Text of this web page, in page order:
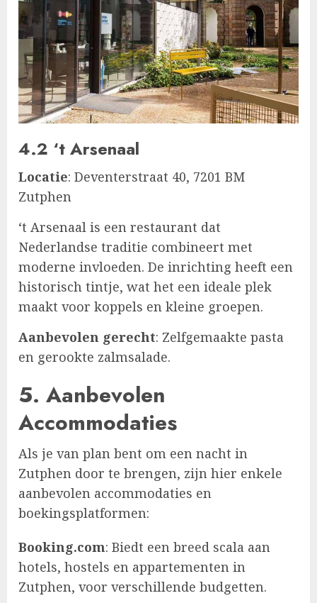
4.2 ‘t Arsenaal
Locatie: Deventerstraat 40, 7201 BM
Zutphen
‘t Arsenaal is een restaurant dat
Nederlandse traditie combineert met
moderne invloeden. De inrichting heeft een
historisch tintje, wat het een ideale plek
maakt voor koppels en kleine groepen.
Aanbevolen gerecht: Zelfgemaakte pasta
en gerookte zalmsalade.
5. Aanbevolen
Accommodaties
Als je van plan bent om een nacht in
Zutphen door te brengen, zijn hier enkele
aanbevolen accommodaties en
boekingsplatformen:
Booking.com: Biedt een breed scala aan
hotels, hostels en appartementen in
Zutphen, voor verschillende budgetten.